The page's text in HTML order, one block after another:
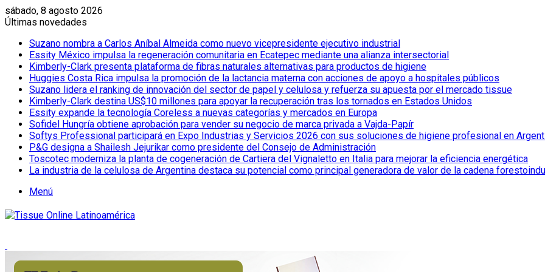
sábado, 8 agosto 2026
Últimas novedades
Suzano nombra a Carlos Aníbal Almeida como nuevo vicepresidente ejecutivo industrial
Essity México impulsa la regeneración comunitaria en Ecatepec mediante una alianza intersectorial
Kimberly-Clark presenta plataforma de fibras naturales alternativas para productos de higiene
Huggies Costa Rica impulsa la promoción de la lactancia materna con acciones de apoyo a hospitales públicos
Suzano lidera el ranking de innovación del sector de papel y celulosa y refuerza su apuesta por el mercado tissue
Kimberly-Clark destina US$10 millones para apoyar la recuperación tras los tornados en Estados Unidos
Essity expande la tecnología Coreless a nuevas categorías y mercados en Europa
Sofidel Hungría obtiene aprobación para vender su negocio de marca privada a Vajda-Papír
Softys Professional participará en Expo Industrias y Servicios 2026 con sus soluciones de higiene profesional en
P&G designa a Shailesh Jejurikar como presidente del Consejo de Administración
Toscotec moderniza la planta de cogeneración de Cartiera del Vignaletto en Italia para mejorar la eficiencia energética
La industria de la celulosa de Argentina destaca su potencial como principal generadora de valor de la cadena
Menú